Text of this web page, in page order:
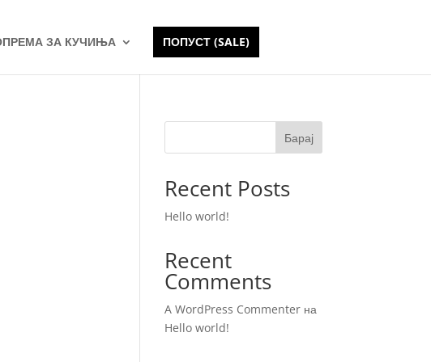
ЗА КУЧИЊА ПОПУСТ (SALE)
Барај
Recent Posts
Hello world!
Recent
Comments
A WordPress Commenter на
Hello world!